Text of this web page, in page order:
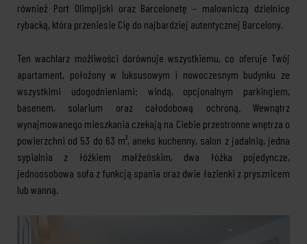
również Port Olimpijski oraz Barcelonetę – malowniczą dzielnicę
rybacką, która przeniesie Cię do najbardziej autentycznej Barcelony.
Ten wachlarz możliwości dorównuje wszystkiemu, co oferuje Twój
apartament, położony w luksusowym i nowoczesnym budynku ze
wszystkimi udogodnieniami: windą, opcjonalnym parkingiem,
basenem, solarium oraz całodobową ochroną. Wewnątrz
wynajmowanego mieszkania czekają na Ciebie przestronne wnętrza o
powierzchni od 53 do 63 m², aneks kuchenny, salon z jadalnią, jedna
sypialnia z łóżkiem małżeńskim, dwa łóżka pojedyncze,
jednoosobowa sofa z funkcją spania oraz dwie łazienki z prysznicem
lub wanną.